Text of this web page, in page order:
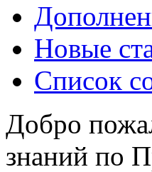
Новые
Список
Добро
знаний по